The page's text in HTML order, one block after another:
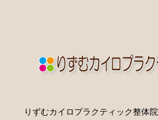
りずむカイロプラクティック整体院